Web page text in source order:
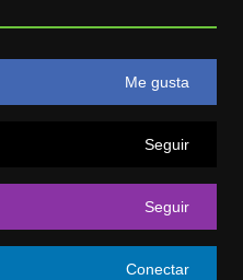
Me gusta
Seguir
Seguir
Conectar